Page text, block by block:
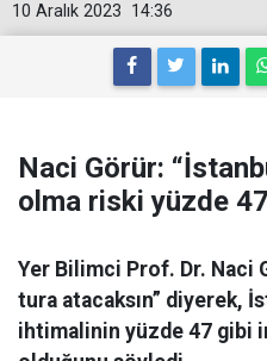
14:36
10 Aralık 2023
Naci Görür:
olma riski yüzde
Yer Bilimci Prof. Dr. Naci
tura atacaksın” diyerek,
ihtimalinin yüzde 47 gibi